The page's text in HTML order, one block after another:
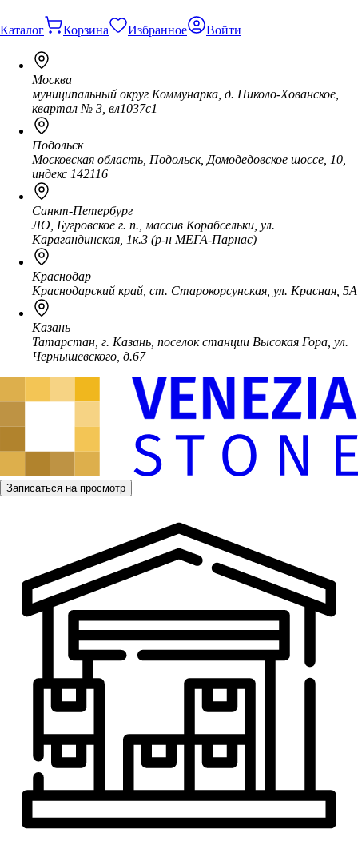
Каталог Корзина Избранное Войти
Москва
муниципальный округ Коммунарка, д. Николо-Хованское,
квартал № 3, вл1037с1
Подольск
Московская область, Подольск, Домодедовское шоссе, 10,
индекс 142116
Санкт-Петербург
ЛО, Бугровское г. п., массив Корабсельки, ул.
Карагандинская, 1к.3 (р-н МЕГА-Парнас)
Краснодар
Краснодарский край, ст. Старокорсунская, ул. Красная, 5А
Казань
Татарстан, г. Казань, поселок станции Высокая Гора, ул.
Чернышевского, д.67
Записаться на просмотр